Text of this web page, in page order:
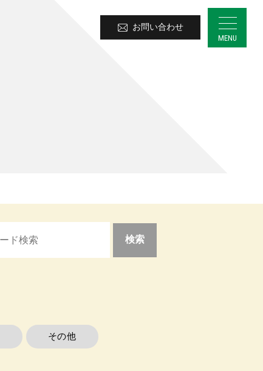
お問い合わせ
その他